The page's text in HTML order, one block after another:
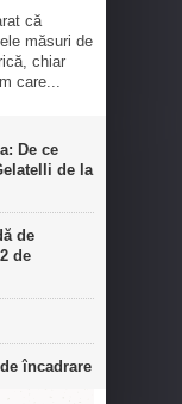
că
măsuri de
chiar
care...
De ce
de la
de
de
încadrare